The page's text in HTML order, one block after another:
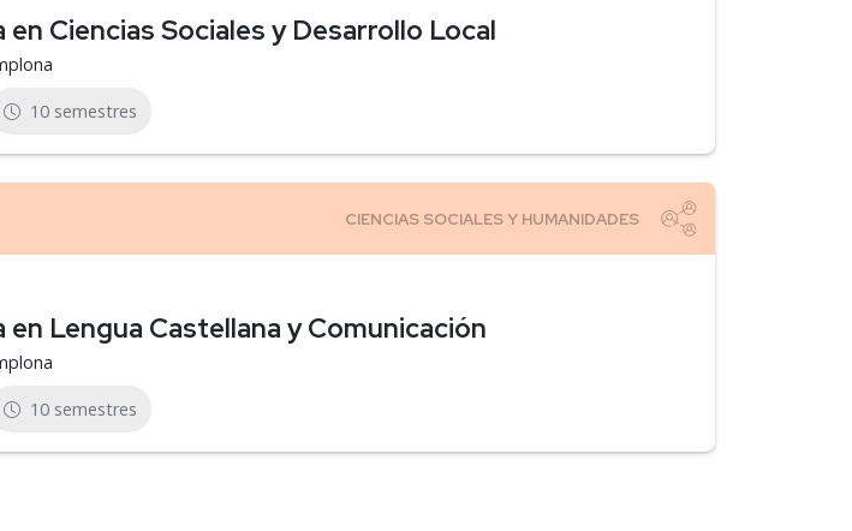
Ciencias Sociales y Desarrollo Local
10 semestres
Lengua Castellana y Comunicación
10 semestres